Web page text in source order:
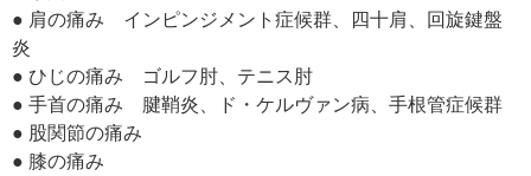
● 肩の痛み インピンジメント症候群、四十肩、回旋鍵盤
炎
● ひじの痛み ゴルフ肘、テニス肘
● 手首の痛み 腱鞘炎、ド・ケルヴァン病、手根管症候群
● 股関節の痛み
● 膝の痛み